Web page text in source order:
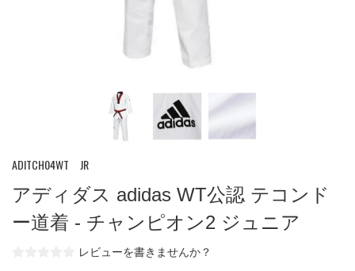
ADITCH04WT JR
アディダス adidas WT公認 テコンド
ー道着 - チャンピオン2 ジュニア
レビューを書きませんか？